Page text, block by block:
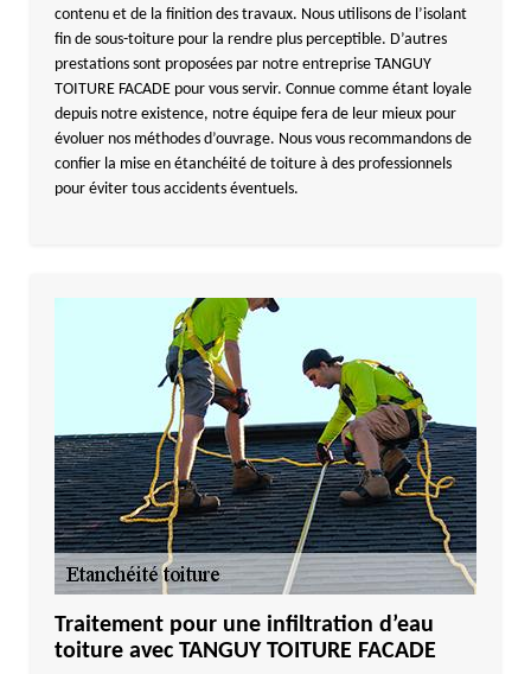
contenu et de la finition des travaux. Nous utilisons de l’isolant
fin de sous-toiture pour la rendre plus perceptible. D’autres
prestations sont proposées par notre entreprise TANGUY
TOITURE FACADE pour vous servir. Connue comme étant loyale
depuis notre existence, notre équipe fera de leur mieux pour
évoluer nos méthodes d’ouvrage. Nous vous recommandons de
confier la mise en étanchéité de toiture à des professionnels
pour éviter tous accidents éventuels.
Traitement pour une infiltration d’eau
toiture avec TANGUY TOITURE FACADE